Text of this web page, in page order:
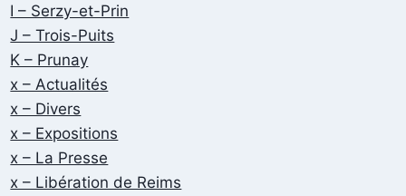
I – Serzy-et-Prin
J – Trois-Puits
K – Prunay
x – Actualités
x – Divers
x – Expositions
x – La Presse
x – Libération de Reims